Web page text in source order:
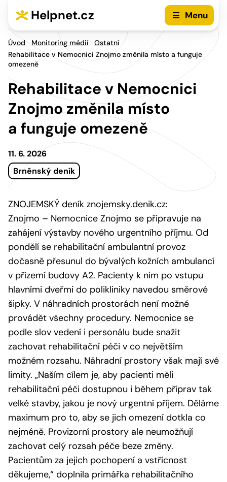
Helpnet.cz Menu
Úvod Monitoring médií
Ostatní
Rehabilitace v Nemocnici Znojmo změnila místo a funguje
omezeně
Rehabilitace v Nemocnici
Znojmo změnila místo
a funguje omezeně
11. 6. 2026
Brněnský deník
ZNOJEMSKÝ deník znojemsky.denik.cz:
Znojmo – Nemocnice Znojmo se připravuje na
zahájení výstavby nového urgentního příjmu. Od
pondělí se rehabilitační ambulantní provoz
dočasně přesunul do bývalých kožních ambulancí
v přízemí budovy A2. Pacienty k nim po vstupu
hlavními dveřmi do polikliniky navedou směrové
šipky. V náhradních prostorách není možné
provádět všechny procedury. Nemocnice se
podle slov vedení i personálu bude snažit
zachovat rehabilitační péči v co největším
možném rozsahu. Náhradní prostory však mají své
limity. „Naším cílem je, aby pacienti měli
rehabilitační péči dostupnou i během příprav tak
velké stavby, jakou je nový urgentní příjem. Děláme
maximum pro to, aby se jich omezení dotkla co
nejméně. Provizorní prostory ale neumožňují
zachovat celý rozsah péče beze změny.
Pacientům za jejich pochopení a vstřícnost
děkujeme,“ doplnila primářka rehabilitačního